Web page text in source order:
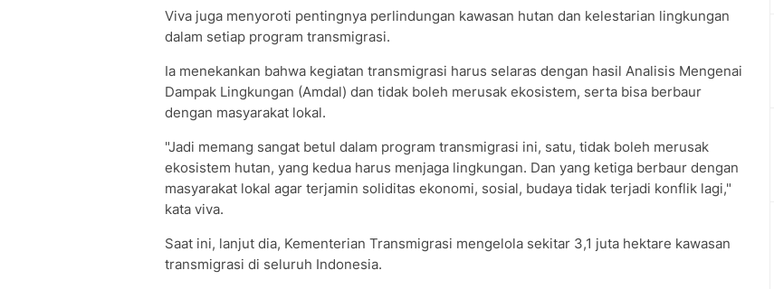
Viva juga menyoroti pentingnya perlindungan kawasan hutan dan kelestarian lingkungan
dalam setiap program transmigrasi.
Ia menekankan bahwa kegiatan transmigrasi harus selaras dengan hasil Analisis Mengenai
Dampak Lingkungan (Amdal) dan tidak boleh merusak ekosistem, serta bisa berbaur
dengan masyarakat lokal.
"Jadi memang sangat betul dalam program transmigrasi ini, satu, tidak boleh merusak
ekosistem hutan, yang kedua harus menjaga lingkungan. Dan yang ketiga berbaur dengan
masyarakat lokal agar terjamin soliditas ekonomi, sosial, budaya tidak terjadi konflik lagi,"
kata viva.
Saat ini, lanjut dia, Kementerian Transmigrasi mengelola sekitar 3,1 juta hektare kawasan
transmigrasi di seluruh Indonesia.